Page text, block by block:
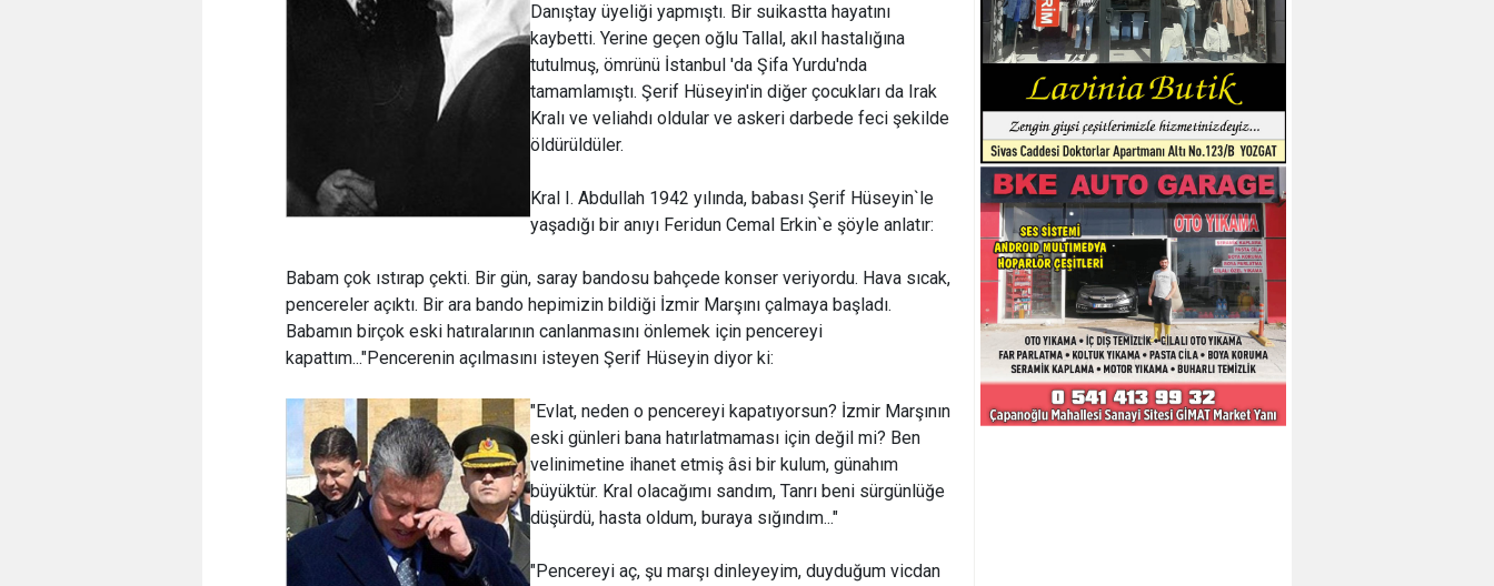
Danıştay üyeliği yapmıştı. Bir suikastta hayatını
kaybetti. Yerine geçen oğlu Tallal, akıl hastalığına
tutulmuş, ömrünü İstanbul 'da Şifa Yurdu'nda
tamamlamıştı. Şerif Hüseyin'in diğer çocukları da Irak
Kralı ve veliahdı oldular ve askeri darbede feci şekilde
öldürüldüler.
Kral I. Abdullah 1942 yılında, babası Şerif Hüseyin`le
yaşadığı bir anıyı Feridun Cemal Erkin`e şöyle anlatır:
Babam çok ıstırap çekti. Bir gün, saray bandosu bahçede konser veriyordu. Hava sıcak,
pencereler açıktı. Bir ara bando hepimizin bildiği İzmir Marşını çalmaya başladı.
Babamın birçok eski hatıralarının canlanmasını önlemek için pencereyi
kapattım..."Pencerenin açılmasını isteyen Şerif Hüseyin diyor ki:
"Evlat, neden o pencereyi kapatıyorsun? İzmir Marşının
eski günleri bana hatırlatmaması için değil mi? Ben
velinimetine ihanet etmiş âsi bir kulum, günahım
büyüktür. Kral olacağımı sandım, Tanrı beni sürgünlüğe
düşürdü, hasta oldum, buraya sığındım..."
"Pencereyi aç, şu marşı dinleyeyim, duyduğum vicdan